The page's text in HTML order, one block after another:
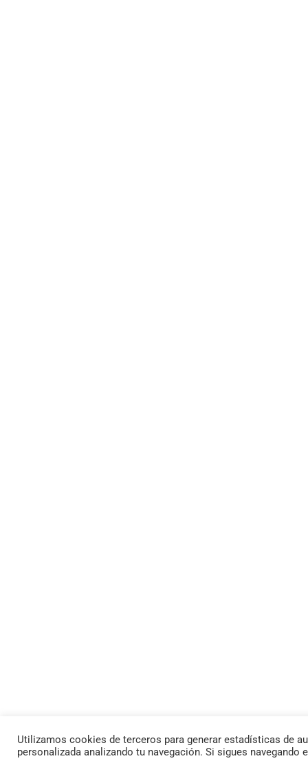
Utilizamos cookies de terceros para generar estadísticas de
personalizada analizando tu navegación. Si sigues navegando